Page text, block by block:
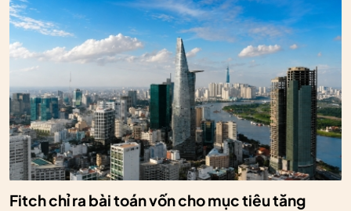
Fitch chỉ ra bài toán vốn cho mục tiêu tăng